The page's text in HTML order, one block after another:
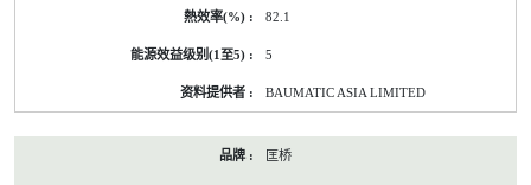
82.1
5
BAUMATIC ASIA LIMITED
匡桥